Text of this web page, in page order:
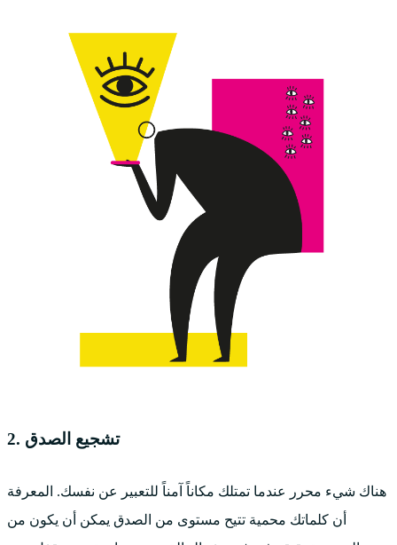
2. تشجيع الصدق
هناك شيء محرر عندما تمتلك مكاناً آمناً للتعبير عن نفسك. المعرفة
أن كلماتك محمية تتيح مستوى من الصدق يمكن أن يكون من